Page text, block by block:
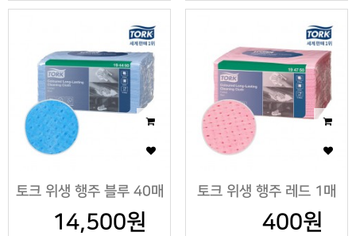
토크 위생 행주 블루 40매
14,500원
토크 위생 행주 레드 1매
400원